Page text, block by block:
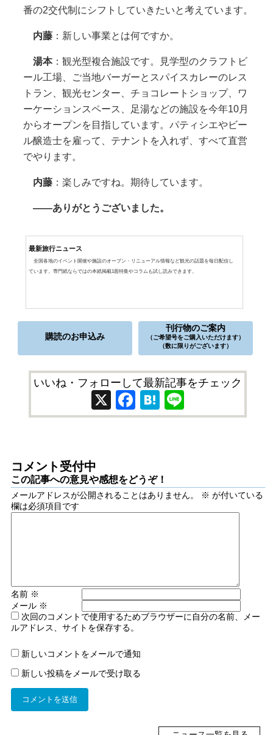
番の2交代制にシフトしていきたいと考えています。
内藤：新しい事業とは何ですか。
湯本：観光型複合施設です。見学型のクラフトビ
ール工場、ご当地バーガーとスパイスカレーのレス
トラン、観光センター、チョコレートショップ、ワ
ーケーションスペース、足湯などの施設を今年10月
からオープンを目指しています。パティシエやビー
ル醸造士を雇って、テナントを入れず、すべて直営
でやります。
内藤：楽しみですね。期待しています。
――ありがとうございました。
最新旅行ニュース
全国各地のイベント開催や施設のオープン・リニューアル情報など観光の話題を毎日配信し
ています。専門紙ならではの本紙掲載1面特集やコラムも試し読みできます。
購読のお申込み
刊行物のご案内
（ご希望号をご購入いただけます）
（数に限りがございます）
いいね・フォローして最新記事をチェック
X Facebook
Hatena
コメント受付中
この記事への意見や感想をどうぞ！
メールアドレスが公開されることはありません。 ※ が付いている
欄は必須項目です
名前 ※
メール ※
次回のコメントで使用するためブラウザーに自分の名前、メー
ルアドレス、サイトを保存する。
新しいコメントをメールで通知
新しい投稿をメールで受け取る